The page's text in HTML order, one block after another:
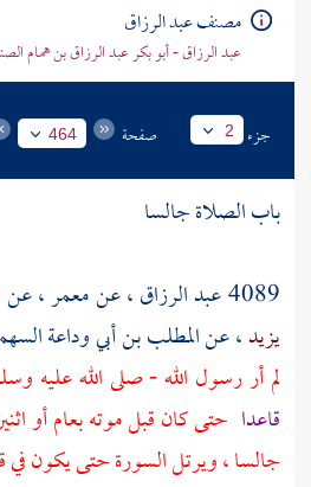
مصنف عبد الرزاق
عبد الرزاق - أبو بكر عبد الرزاق بن همام
جزء 2 صفحة 464
باب الصلاة جالسا
4089عبد الرزاق، عنمعمر، عن
يزيد، عنالمطلب بن أبي وداعة
لم أر رسول الله - صلى الله عليه
قاعدا حتى كان قبل موته بعام أو
جالسا ، ويرتل السورة حتى يكون في